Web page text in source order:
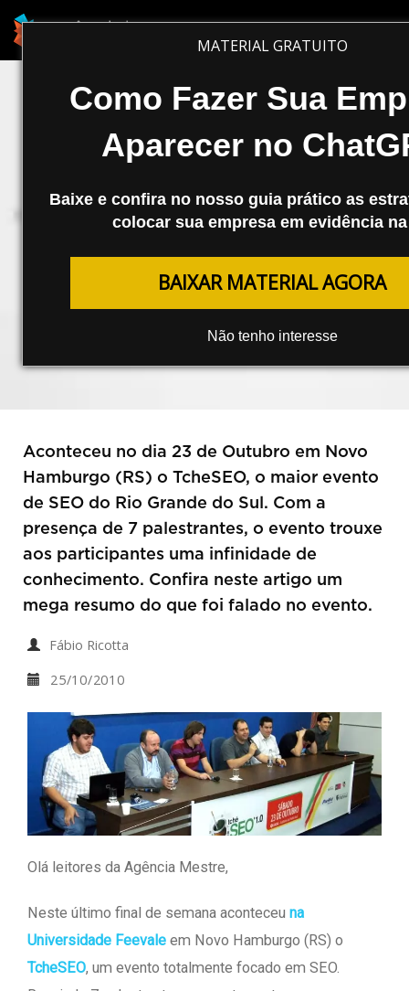
MATERIAL GRATUITO
Como Fazer Sua
Aparecer no
Baixe e confira no nosso guia prático as
colocar sua empresa em evidência
BAIXAR MATERIAL AGORA
Não tenho interesse
TcheSEO – Cobertura Completa
Aconteceu no dia 23 de Outubro em Novo
Hamburgo (RS) o TcheSEO, o maior evento
de SEO do Rio Grande do Sul. Com a
presença de 7 palestrantes, o evento trouxe
aos participantes uma infinidade de
conhecimento. Confira neste artigo um
mega resumo do que foi falado no evento.
Fábio Ricotta
25/10/2010
Olá leitores da Agência Mestre,
Neste último final de semana aconteceu na
Universidade Feevale em Novo Hamburgo (RS) o
TcheSEO, um evento totalmente focado em SEO.